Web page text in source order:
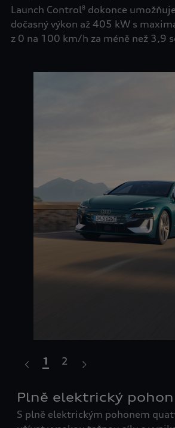
Launch Control8dokonce
dočasný výkon až 405 kW s
z 0 na 100 km/h za méně než 3,9
Plně elektrický
S plně elektrickým pohonem
1 2